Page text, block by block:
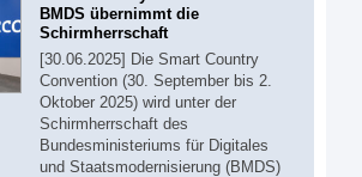
BMDS übernimmt die
Schirmherrschaft
[30.06.2025] Die Smart Country
Convention (30. September bis 2.
Oktober 2025) wird unter der
Schirmherrschaft des
Bundesministeriums für Digitales
und Staatsmodernisierung (BMDS)